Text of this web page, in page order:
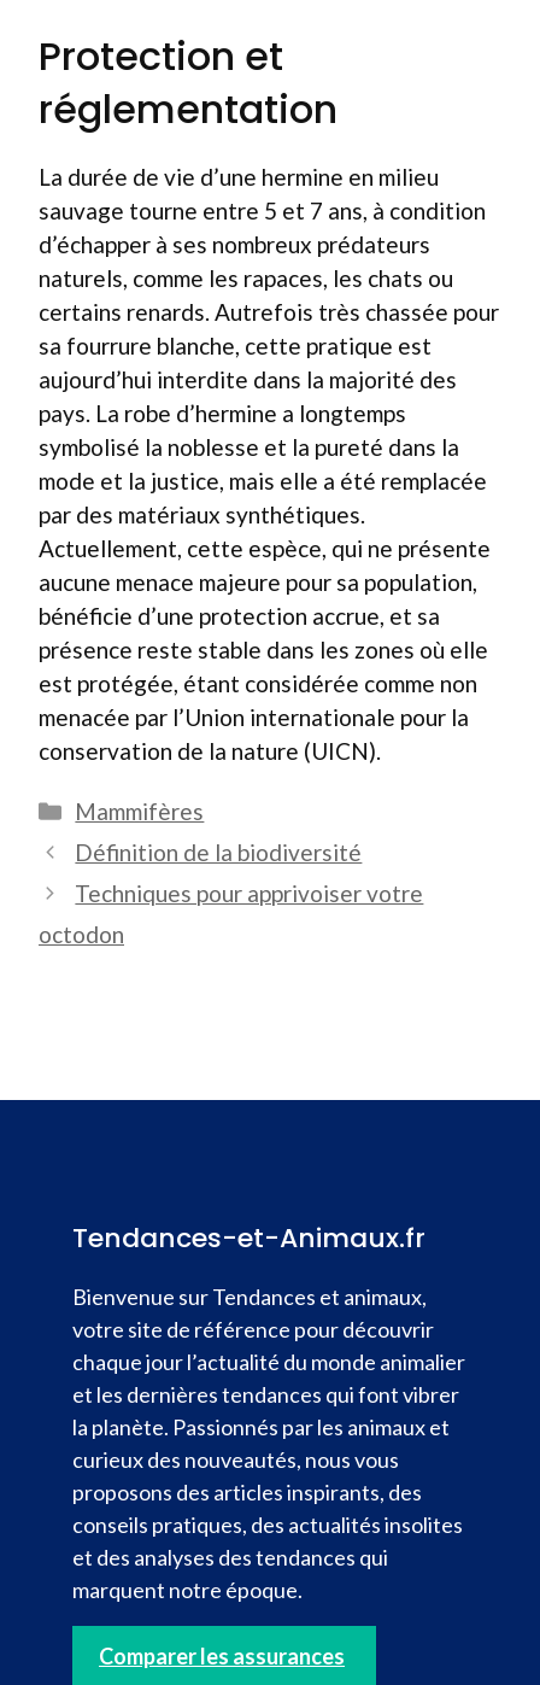
Protection et
réglementation
La durée de vie d’une hermine en milieu
sauvage tourne entre 5 et 7 ans, à condition
d’échapper à ses nombreux prédateurs
naturels, comme les rapaces, les chats ou
certains renards. Autrefois très chassée pour
sa fourrure blanche, cette pratique est
aujourd’hui interdite dans la majorité des
pays. La robe d’hermine a longtemps
symbolisé la noblesse et la pureté dans la
mode et la justice, mais elle a été remplacée
par des matériaux synthétiques.
Actuellement, cette espèce, qui ne présente
aucune menace majeure pour sa population,
bénéficie d’une protection accrue, et sa
présence reste stable dans les zones où elle
est protégée, étant considérée comme non
menacée par l’Union internationale pour la
conservation de la nature (UICN).
Catégories
Mammifères
Définition de la biodiversité
Techniques pour apprivoiser votre
octodon
Tendances-et-Animaux.fr
Bienvenue sur Tendances et animaux,
votre site de référence pour découvrir
chaque jour l’actualité du monde animalier
et les dernières tendances qui font vibrer
la planète. Passionnés par les animaux et
curieux des nouveautés, nous vous
proposons des articles inspirants, des
conseils pratiques, des actualités insolites
et des analyses des tendances qui
marquent notre époque.
Comparer les assurances